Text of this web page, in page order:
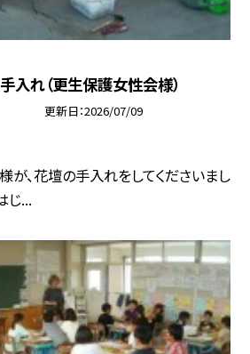
入れ（更生保護女性会様）
更新日 2026/07/09
、花壇の手入れをしてくださいまし
じ...